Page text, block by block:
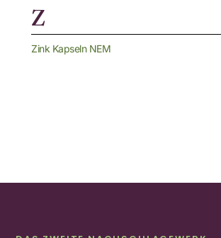
Z
Zink Kapseln NEM